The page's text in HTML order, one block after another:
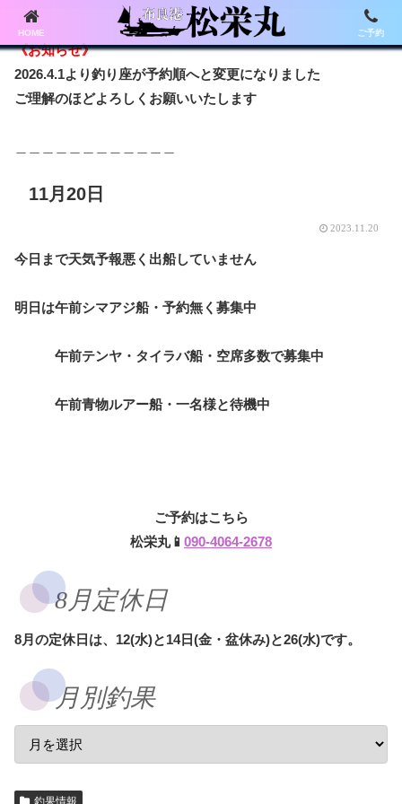
《お知らせ》
2026.4.1より釣り座が予約順へと変更になりました
ご理解のほどよろしくお願いいたします
11月20日
2023.11.20
今日まで天気予報悪く出船していません
明日は午前シマアジ船・予約無く募集中
午前テンヤ・タイラバ船・空席多数で募集中
午前青物ルアー船・一名様と待機中
ご予約はこちら
松栄丸📱 090-4064-2678
8月定休日
8月の定休日は、12(水)と14日(金・盆休み)と26(水)です。
月別釣果
釣果情報
HOME ご予約